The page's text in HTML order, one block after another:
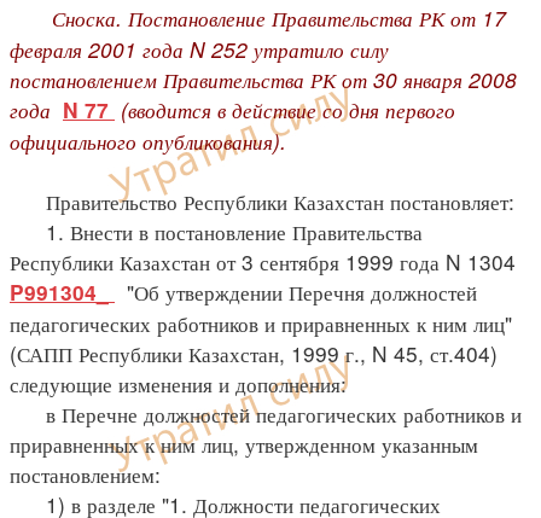
Сноска. Постановление Правительства РК от 17
февраля 2001 года N 252 утратило силу
постановлением Правительства РК от 30 января 2008
года N 77 (вводится в действие со дня первого
официального опубликования).
Правительство Республики Казахстан постановляет:
1. Внести в постановление Правительства
Республики Казахстан от 3 сентября 1999 года N 1304
P991304_
"Об утверждении Перечня должностей
педагогических работников и приравненных к ним лиц"
(САПП Республики Казахстан, 1999 г., N 45, ст.404)
следующие изменения и дополнения:
в Перечне должностей педагогических работников и
приравненных к ним лиц, утвержденном указанным
постановлением:
1) в разделе "1. Должности педагогических